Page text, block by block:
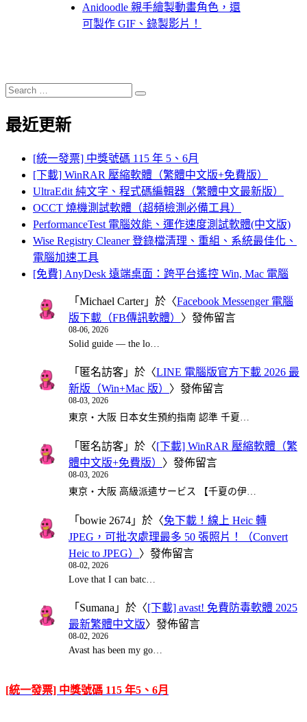
Anidoodle 親手繪製動畫角色，還
可製作 GIF、錄製影片！
Search
for:
Search
最近更新
[統一發票] 中獎號碼 115 年 5、6月
[下載] WinRAR 壓縮軟體（繁體中文版+免費版）
UltraEdit 純文字、程式碼編輯器（繁體中文最新版）
OCCT 燒機測試軟體（超頻檢測必備工具）
PerformanceTest 電腦效能、運作速度測試軟體(中文版)
Wise Registry Cleaner 登錄檔清理、重組、系統最佳化、
電腦加速工具
[免費] AnyDesk 遠端桌面：跨平台遙控 Win, Mac 電腦
「 Michael Carter」於〈Facebook Messenger 電腦
版下載（FB傳訊軟體） 〉發佈留言
08-06, 2026
Solid guide — the lo…
「 匿名訪客 」於〈LINE 電腦版官方下載 2026 最
新版（Win+Mac 版） 〉發佈留言
08-03, 2026
東京・大阪 日本女生預約指南 認準 千夏…
「 匿名訪客 」於〈[下載] WinRAR 壓縮軟體（繁
體中文版+免費版） 〉發佈留言
08-03, 2026
東京・大阪 高級派遣サービス 【千夏の伊…
「 bowie 2674 」於〈免下載！線上 Heic 轉
JPEG，可批次處理最多 50 張照片！（Convert
Heic to JPEG） 〉發佈留言
08-02, 2026
Love that I can batc…
「 Sumana 」於〈[下載] avast! 免費防毒軟體 2025
最新繁體中文版〉發佈留言
08-02, 2026
Avast has been my go…
[統一發票] 中獎號碼 115 年5、6月